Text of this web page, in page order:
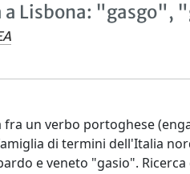
a Lisbona:
un verbo portoghese
di termini dell'Italia
e veneto "gasio". Ricerca